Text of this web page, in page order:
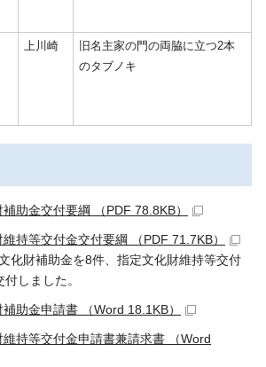
上川崎
旧名主家の門の両脇に立つ2本
のタブノキ
助金交付要綱 （PDF 78.8KB）
持等交付金交付要綱 （PDF 71.7KB）
化財補助金を8件、指定文化財維持等交付
しました。
助金申請書 （Word 18.1KB）
持等交付金申請書兼請求書 （Word